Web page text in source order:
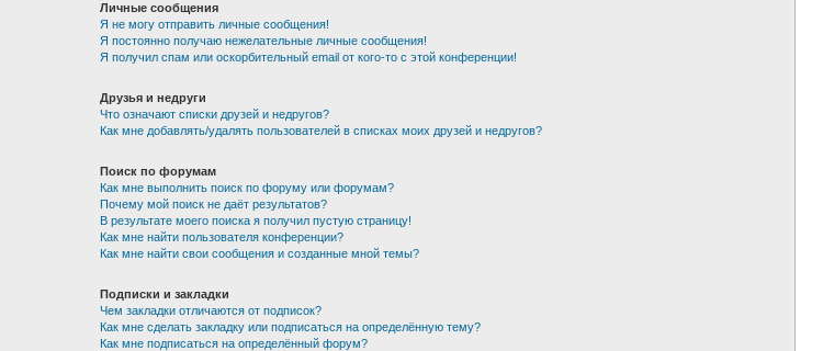
Личные сообщения
Я не могу отправить личные сообщения!
Я постоянно получаю нежелательные личные сообщения!
Я получил спам или оскорбительный email от кого-то с этой конференции!
Друзья и недруги
Что означают списки друзей и недругов?
Как мне добавлять/удалять пользователей в списках моих друзей и недругов?
Поиск по форумам
Как мне выполнить поиск по форуму или форумам?
Почему мой поиск не даёт результатов?
В результате моего поиска я получил пустую страницу!
Как мне найти пользователя конференции?
Как мне найти свои сообщения и созданные мной темы?
Подписки и закладки
Чем закладки отличаются от подписок?
Как мне сделать закладку или подписаться на определённую тему?
Как мне подписаться на определённый форум?